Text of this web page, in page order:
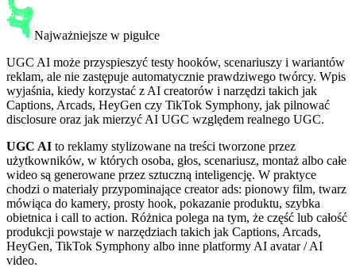
Najważniejsze w pigułce
UGC AI może przyspieszyć testy hooków, scenariuszy i wariantów
reklam, ale nie zastępuje automatycznie prawdziwego twórcy. Wpis
wyjaśnia, kiedy korzystać z AI creatorów i narzędzi takich jak
Captions, Arcads, HeyGen czy TikTok Symphony, jak pilnować
disclosure oraz jak mierzyć AI UGC względem realnego UGC.
UGC AI to reklamy stylizowane na treści tworzone przez
użytkowników, w których osoba, głos, scenariusz, montaż albo całe
wideo są generowane przez sztuczną inteligencję. W praktyce
chodzi o materiały przypominające creator ads: pionowy film, twarz
mówiąca do kamery, prosty hook, pokazanie produktu, szybka
obietnica i call to action. Różnica polega na tym, że część lub całość
produkcji powstaje w narzędziach takich jak Captions, Arcads,
HeyGen, TikTok Symphony albo inne platformy AI avatar / AI
video.